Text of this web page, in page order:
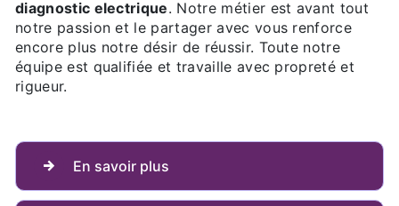
diagnostic electrique. Notre métier est avant tout
notre passion et le partager avec vous renforce
encore plus notre désir de réussir. Toute notre
équipe est qualifiée et travaille avec propreté et
rigueur.
En savoir plus